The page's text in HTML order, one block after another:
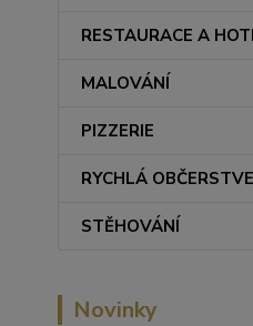
RESTAURACE A
MALOVÁNÍ
PIZZERIE
RYCHLÁ
STĚHOVÁNÍ
Novinky